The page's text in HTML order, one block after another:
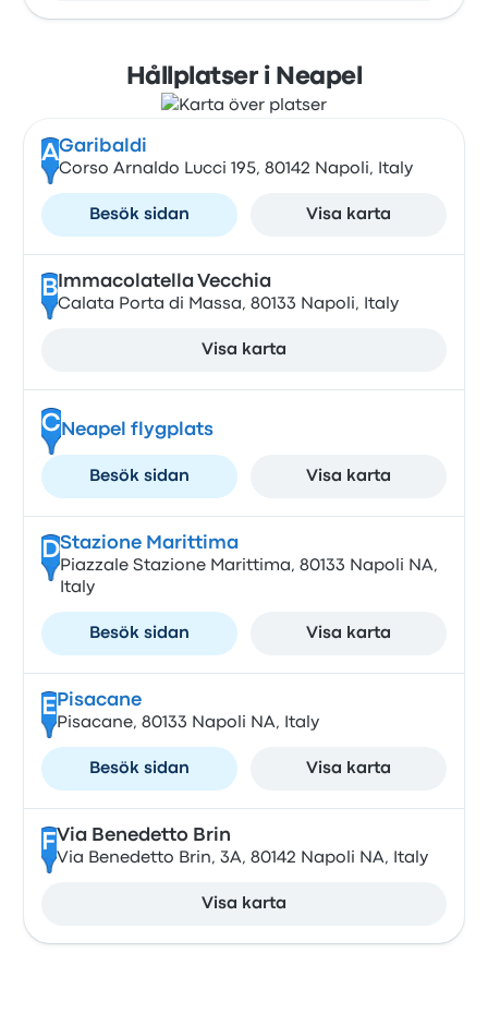
Hållplatser i Neapel
AGaribaldi
Corso Arnaldo Lucci 195, 80142 Napoli, Italy
Besök sidan Visa karta
B Immacolatella Vecchia
Calata Porta di Massa, 80133 Napoli, Italy
Visa karta
C Neapel flygplats
Besök sidan Visa karta
DStazione Marittima
Piazzale Stazione Marittima, 80133 Napoli NA,
Italy
Besök sidan Visa karta
E Pisacane
Pisacane, 80133 Napoli NA, Italy
Besök sidan Visa karta
F Via Benedetto Brin
Via Benedetto Brin, 3A, 80142 Napoli NA, Italy
Visa karta